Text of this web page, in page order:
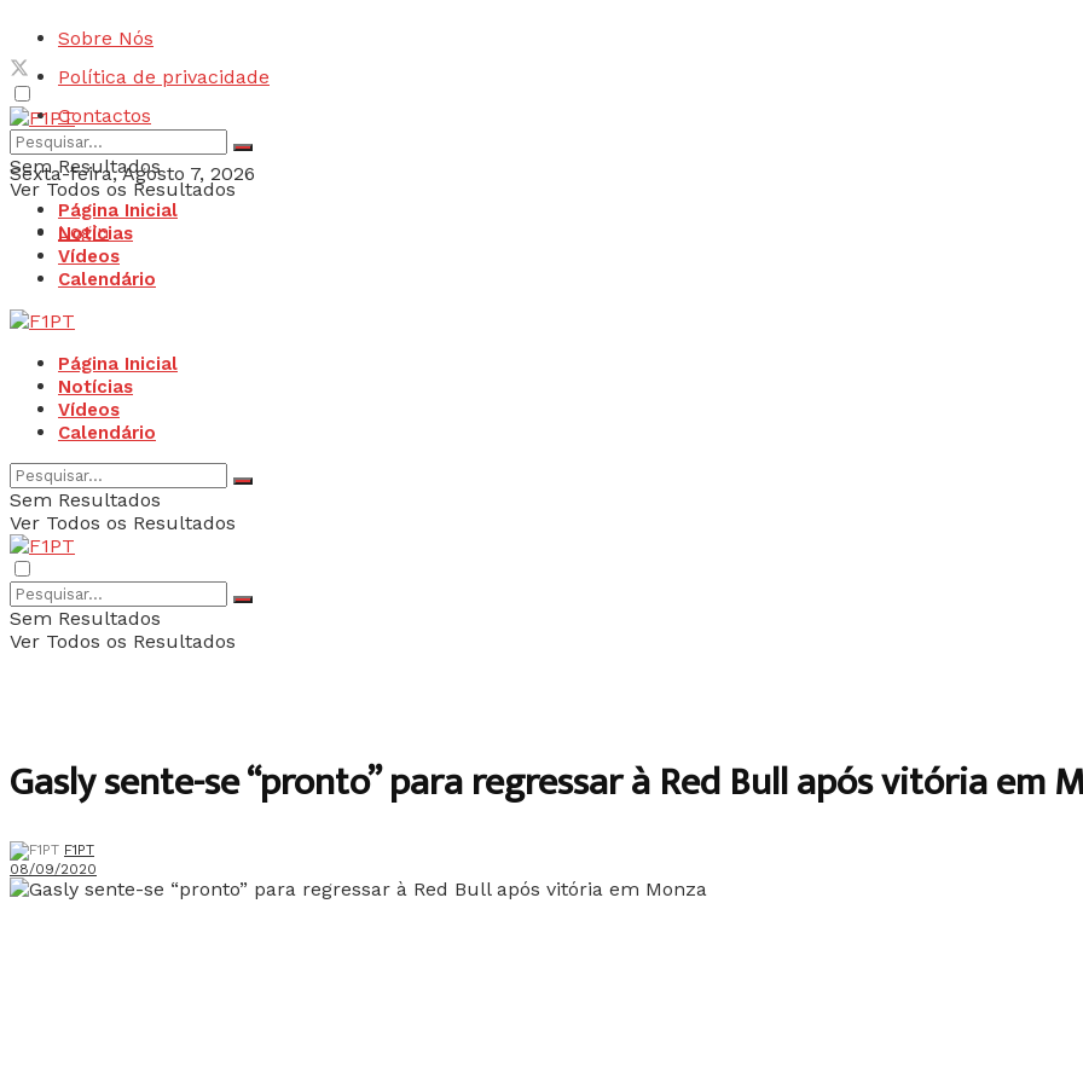
Sobre Nós
Política de privacidade
Contactos
Sexta-feira, Agosto 7, 2026
Login
Sem Resultados
Ver Todos os Resultados
Página Inicial
Notícias
Vídeos
Calendário
Página Inicial
Notícias
Vídeos
Calendário
Sem Resultados
Ver Todos os Resultados
Sem Resultados
Ver Todos os Resultados
Gasly sente-se “pronto” para regressar à Red Bull após vitória em
F1PT
08/09/2020